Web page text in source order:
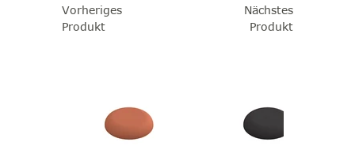
Vorheriges
Produkt
Nächstes
Produkt